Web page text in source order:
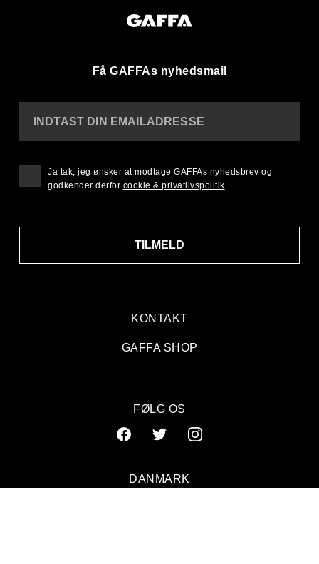
Få GAFFAs nyhedsmail
KONTAKT
GAFFA SHOP
INDTAST DIN EMAILADRESSE
TILMELD
Ja tak, jeg ønsker at modtage GAFFAs nyhedsbrev og
godkender derfor cookie & privatlivspolitik
FØLG OS
DANMARK